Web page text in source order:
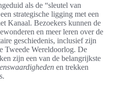
als de “sleutel van
strategische ligging met een
Kanaal. Bezoekers kunnen de
en meer leren over de
geschiedenis, inclusief zijn
Tweede Wereldoorlog. De
zijn een van de belangrijkste
en trekken